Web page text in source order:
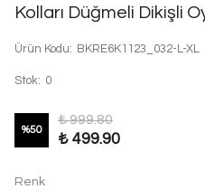
Kolları Düğmeli Dikişli
Ürün Kodu: BKRE6K1123_032-L-XL
Stok: 0
%50
₺ 999.80
₺ 499.90
Renk